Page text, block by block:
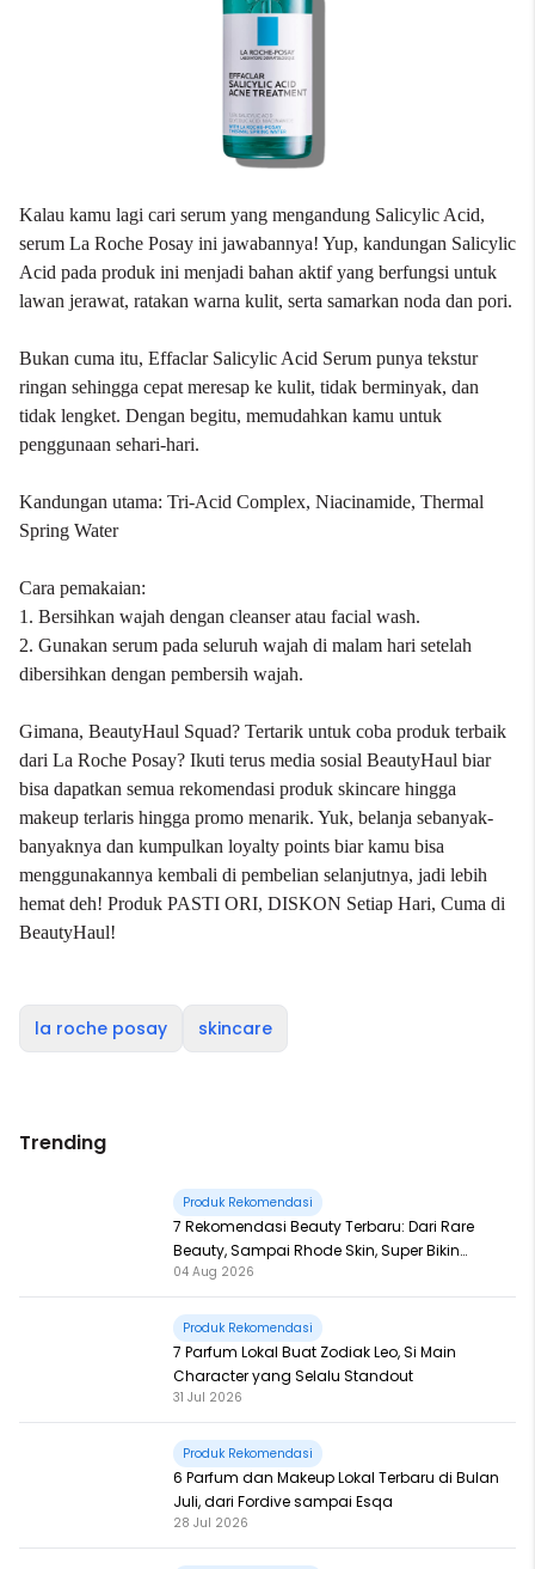
Kalau kamu lagi cari serum yang mengandung Salicylic Acid,
serum La Roche Posay ini jawabannya! Yup, kandungan Salicylic
Acid pada produk ini menjadi bahan aktif yang berfungsi untuk
lawan jerawat, ratakan warna kulit, serta samarkan noda dan pori.
Bukan cuma itu, Effaclar Salicylic Acid Serum punya tekstur
ringan sehingga cepat meresap ke kulit, tidak berminyak, dan
tidak lengket. Dengan begitu, memudahkan kamu untuk
penggunaan sehari-hari.
Kandungan utama: Tri-Acid Complex, Niacinamide, Thermal
Spring Water
Cara pemakaian:
1. Bersihkan wajah dengan cleanser atau facial wash.
2. Gunakan serum pada seluruh wajah di malam hari setelah
dibersihkan dengan pembersih wajah.
Gimana, BeautyHaul Squad? Tertarik untuk coba produk terbaik
dari La Roche Posay? Ikuti terus media sosial BeautyHaul biar
bisa dapatkan semua rekomendasi produk skincare hingga
makeup terlaris hingga promo menarik. Yuk, belanja sebanyak-
banyaknya dan kumpulkan loyalty points biar kamu bisa
menggunakannya kembali di pembelian selanjutnya, jadi lebih
hemat deh! Produk PASTI ORI, DISKON Setiap Hari, Cuma di
BeautyHaul!
la roche posay skincare
Trending
Produk Rekomendasi
7 Rekomendasi Beauty Terbaru: Dari Rare
Beauty, Sampai Rhode Skin, Super Bikin
Fomo
04 Aug 2026
Produk Rekomendasi
7 Parfum Lokal Buat Zodiak Leo, Si Main
Character yang Selalu Standout
31 Jul 2026
Produk Rekomendasi
6 Parfum dan Makeup Lokal Terbaru di Bulan
Juli, dari Fordive sampai Esqa
28 Jul 2026